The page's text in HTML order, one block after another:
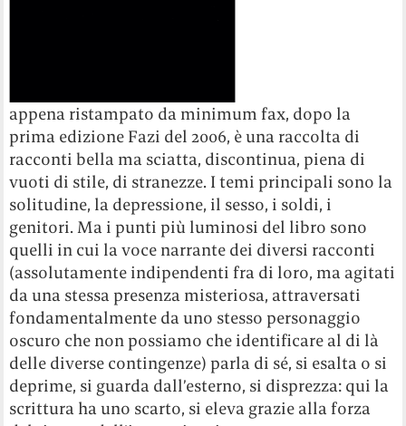
appena ristampato da minimum fax, dopo la
prima edizione Fazi del 2006, è una raccolta di
racconti bella ma sciatta, discontinua, piena di
vuoti di stile, di stranezze. I temi principali sono la
solitudine, la depressione, il sesso, i soldi, i
genitori. Ma i punti più luminosi del libro sono
quelli in cui la voce narrante dei diversi racconti
(assolutamente indipendenti fra di loro, ma agitati
da una stessa presenza misteriosa, attraversati
fondamentalmente da uno stesso personaggio
oscuro che non possiamo che identificare al di là
delle diverse contingenze) parla di sé, si esalta o si
deprime, si guarda dall’esterno, si disprezza: qui la
scrittura ha uno scarto, si eleva grazie alla forza